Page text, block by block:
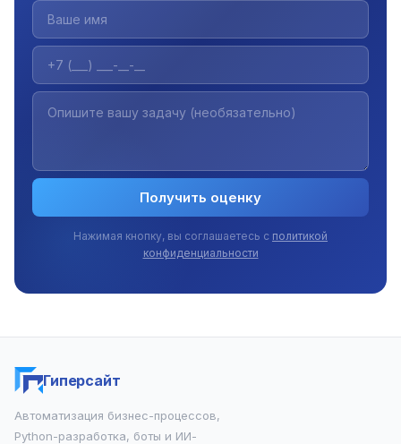
Получить оценку
Нажимая кнопку, вы соглашаетесь с политикой
конфиденциальности
Гиперсайт
Автоматизация бизнес-процессов,
Python-разработка, боты и ИИ-